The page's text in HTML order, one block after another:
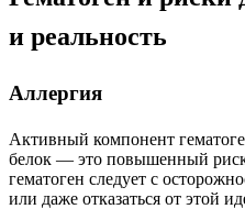
и реальность
Аллергия
Активный компонент
белок — это повышенный
гематоген следует с
или даже отказаться от этой